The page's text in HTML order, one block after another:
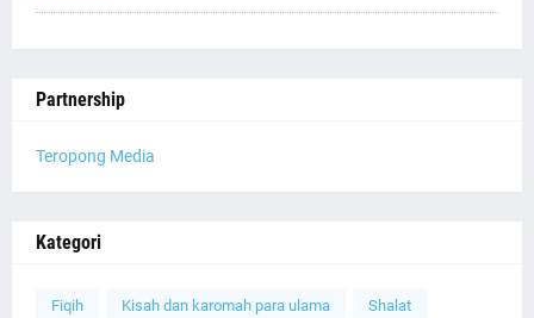
Partnership
Teropong Media
Kategori
Fiqih Kisah dan karomah para ulama Shalat